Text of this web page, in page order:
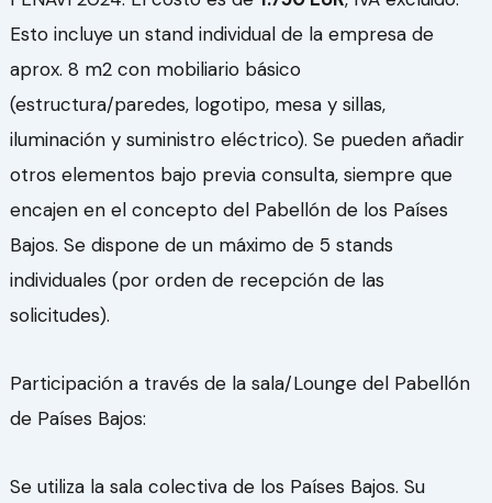
Esto incluye un stand individual de la empresa de
aprox. 8 m2 con mobiliario básico
(estructura/paredes, logotipo, mesa y sillas,
iluminación y suministro eléctrico). Se pueden añadir
otros elementos bajo previa consulta, siempre que
encajen en el concepto del Pabellón de los Países
Bajos. Se dispone de un máximo de 5 stands
individuales (por orden de recepción de las
solicitudes).
Participación a través de la sala/Lounge del Pabellón
de Países Bajos:
Se utiliza la sala colectiva de los Países Bajos. Su